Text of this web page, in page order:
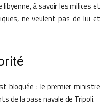
à savoir les milices et
ne veulent pas de lui et
bloquée : le premier ministre
de la base navale de Tripoli.